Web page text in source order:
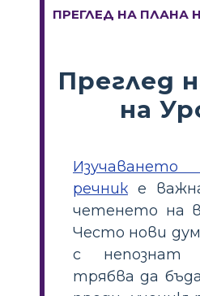
ПРЕГЛЕД НА ПЛАНА
Преглед
на
речник е
четенето на
Често нови
с непознат
трябва да